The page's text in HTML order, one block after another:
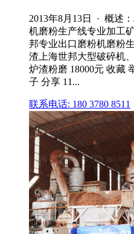
2013年8月13日 · 概述
机磨粉生产线专业加工
邦专业出口磨粉机磨粉
渣上海世邦大型破碎机
炉渣粉磨 18000元 收藏
子 分享 11...
联系电话: 180 3780 8511